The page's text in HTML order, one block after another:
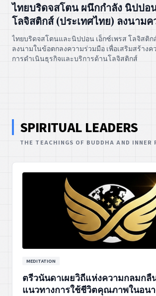
ไทยบริดจสโตน ผนึกกำลัง นิปปอ
โลจิสติกส์ (ประเทศไทย) ลงนาม
ไทยบริดจสโตนและนิปปอน เอ็กซ์เพรส โลจิสติก
ลงนามในข้อตกลงความร่วมมือ เพื่อเสริมสร้างค
การดำเนินธุรกิจและบริการด้านโลจิสติกส์
SPIRITUAL LEADERS
THE TEACHINGS OF BUDDHA AND INNER
MEDITATION
ตรีวนันดาเผยวิถีแห่งความกลมกลื
แนวทางการใช้ชีวิตคุณภาพในอน